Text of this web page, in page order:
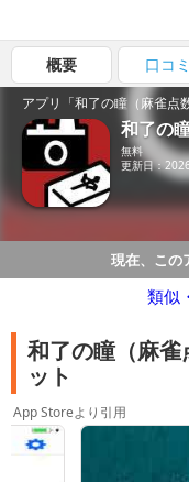
概要 口コミ
アプリ「和了の瞳（麻雀点
和了の
無料
更新日：
現在、この
類似
和了の瞳（麻雀
ット
App Storeより引用